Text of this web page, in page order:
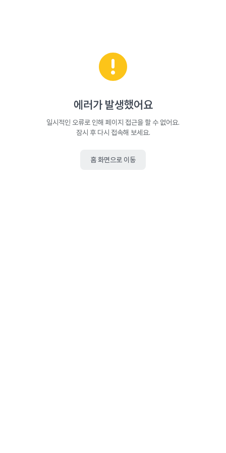
에러가 발생했어요
일시적인 오류로 인해 페이지 접근을 할 수 없어요.
잠시 후 다시 접속해 보세요.
홈 화면으로 이동